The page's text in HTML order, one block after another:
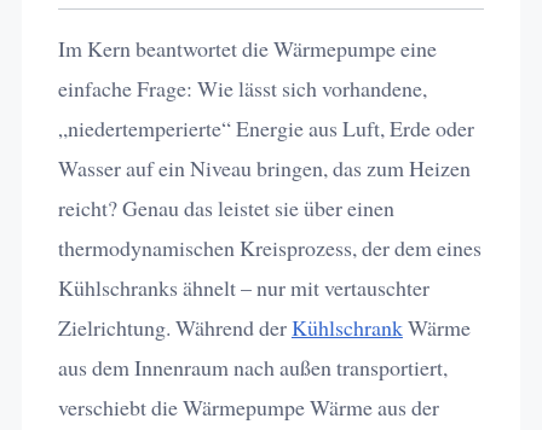
Im Kern beantwortet die Wärmepumpe eine
einfache Frage: Wie lässt sich vorhandene,
„niedertemperierte“ Energie aus Luft, Erde oder
Wasser auf ein Niveau bringen, das zum Heizen
reicht? Genau das leistet sie über einen
thermodynamischen Kreisprozess, der dem eines
Kühlschranks ähnelt – nur mit vertauschter
Zielrichtung. Während derKühlschrankWärme
aus dem Innenraum nach außen transportiert,
verschiebt die Wärmepumpe Wärme aus der